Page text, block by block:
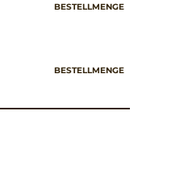
BESTELLMENGE
BESTELLMENGE